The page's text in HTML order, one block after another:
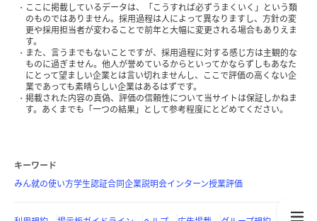
ここに掲載しているデータは、「こうすれば必ずうまくいく」という類
のものではありません。採用過程は人によって異なりますし、方針の変
更や採用担当者が変わることで前年と大幅に変更される場合もありえま
す。
また、言うまでもないことですが、採用過程に対する感じ方は主観的な
ものに過ぎません。他人が誉めているからといってかならずしもあなた
にとって望ましい企業とは言い切れませんし、ここで評価の高くない企
業であっても素晴らしい企業はあるはずです。
掲載された内容の真偽、評価の信頼性について当サイトは保証しかねま
す。あくまでも「一つの結果」として参考程度にとどめてください。
キーワード
みん就の使い方学生認証合同企業説明会インターン授業評価